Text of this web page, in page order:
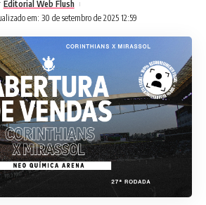
em: 30 de setembro de 2025 12:59
Editorial Web Flush